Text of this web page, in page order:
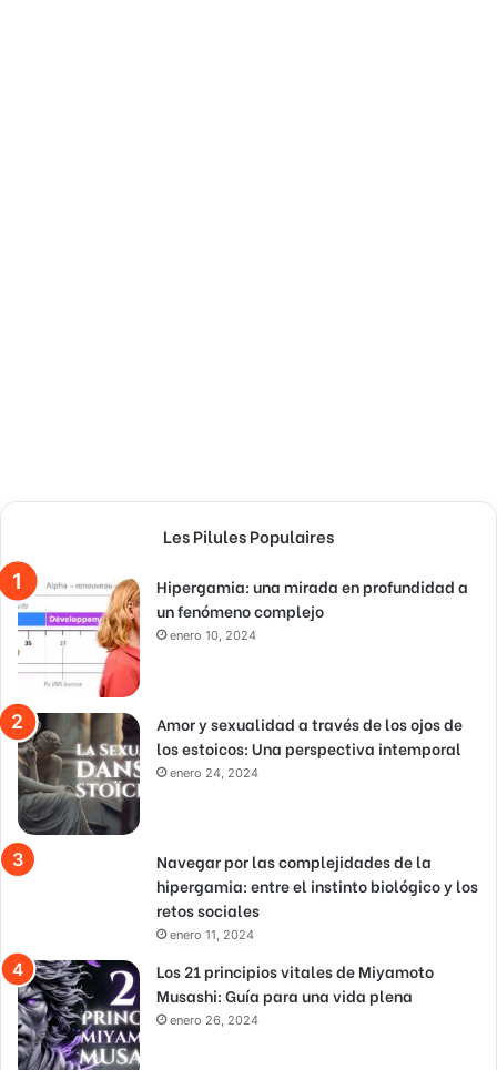
Les Pilules Populaires
Hipergamia: una mirada en profundidad a
un fenómeno complejo
enero 10, 2024
Amor y sexualidad a través de los ojos de
los estoicos: Una perspectiva intemporal
enero 24, 2024
Navegar por las complejidades de la
hipergamia: entre el instinto biológico y los
retos sociales
enero 11, 2024
Los 21 principios vitales de Miyamoto
Musashi: Guía para una vida plena
enero 26, 2024